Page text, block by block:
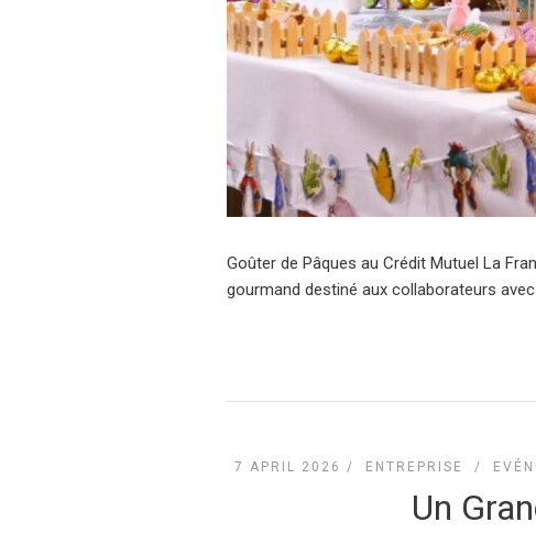
Goûter de Pâques au Crédit Mutuel La
gourmand destiné aux collaborateurs
7 APRIL 2026 / ENTREPRISE /
Un